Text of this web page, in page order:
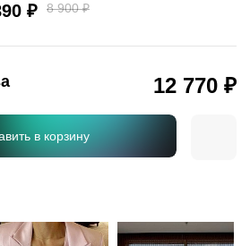
₽ 8 900 ₽
12 770 ₽
в корзину